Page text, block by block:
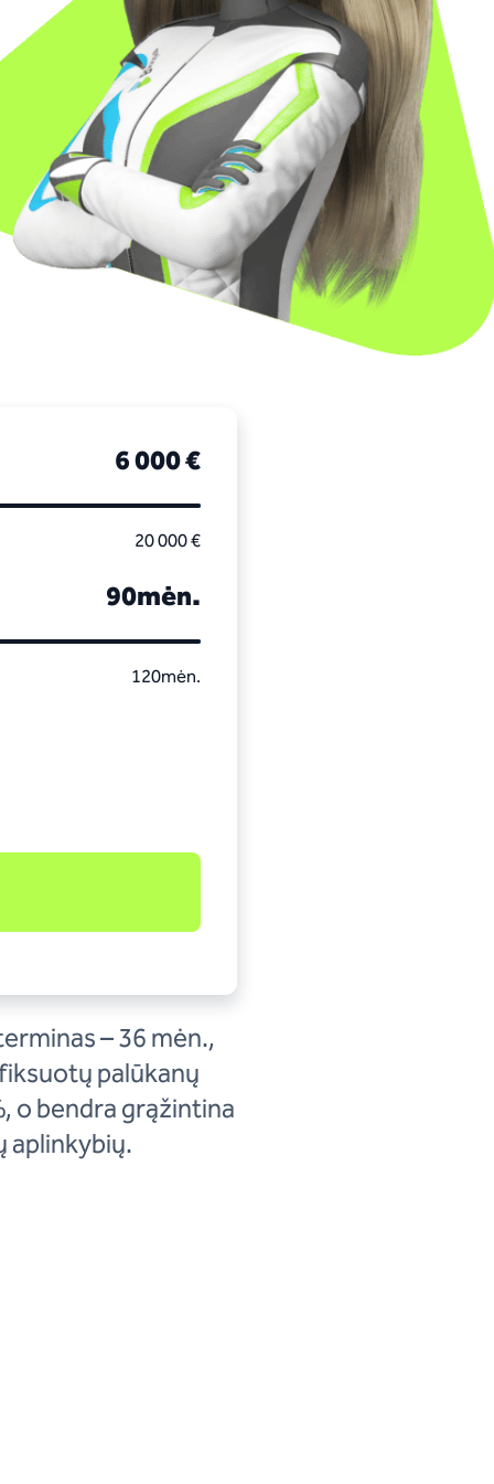
6 000 €
20 000 €
90mėn.
120mėn.
– 36 mėn.,
palūkanų
o bendra grąžintina
aplinkybių.